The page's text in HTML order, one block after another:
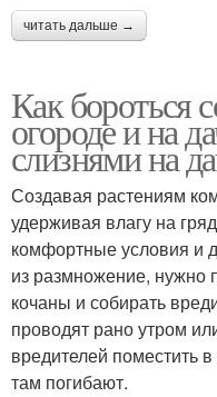
читать дальше →
Как бороться
огороде и на
слизнями на
Создавая растениям
удерживая влагу на
комфортные условия и
из размножение, нужно
кочаны и собирать
проводят рано утром
вредителей поместить
там погибают.